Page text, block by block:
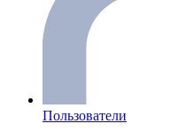
Пользователи